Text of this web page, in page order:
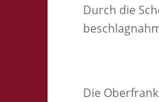
Durch die
Die